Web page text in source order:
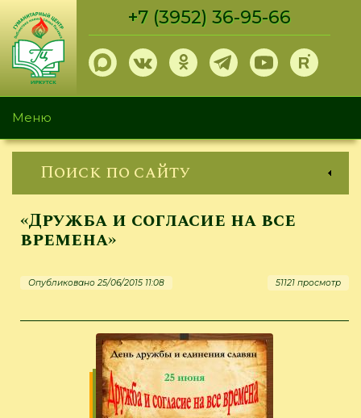
Перейти
основному
содержанию
+7 (3952) 36-95-66
Меню
Поиск по сайту
«Дружба и согласие на все
времена»
Опубликовано 25/06/2015 11:08 51121 просмотр